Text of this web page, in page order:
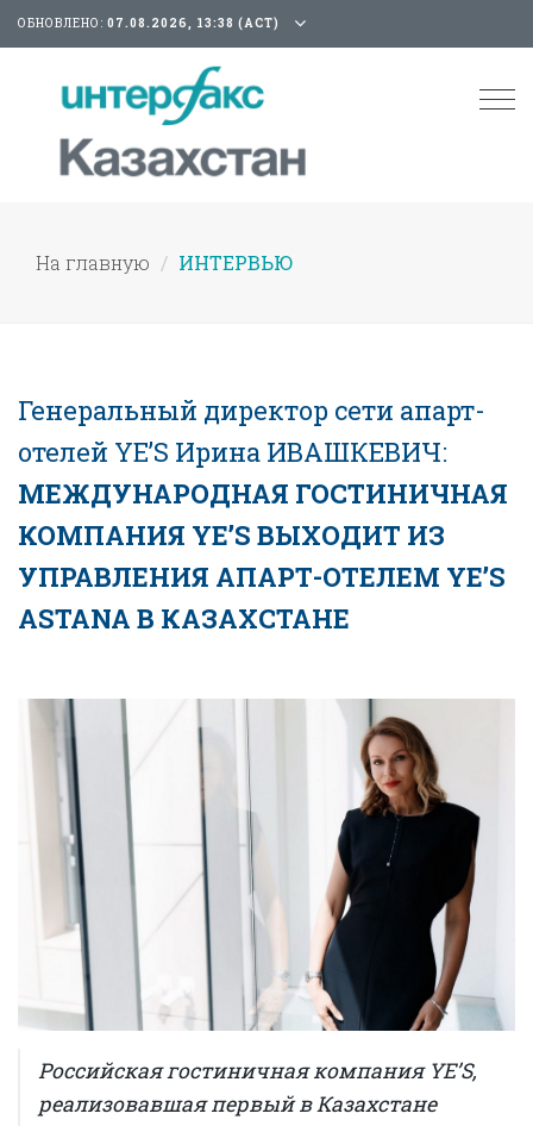
ОБНОВЛЕНО: 07.08.2026, 13:38 (АСТ)
На главную ИНТЕРВЬЮ
Генеральный директор сети апарт-
отелей YE’S Ирина ИВАШКЕВИЧ:
МЕЖДУНАРОДНАЯ ГОСТИНИЧНАЯ
КОМПАНИЯ YE’S ВЫХОДИТ ИЗ
УПРАВЛЕНИЯ АПАРТ-ОТЕЛЕМ YE’S
ASTANA В КАЗАХСТАНЕ
Российская гостиничная компания YE’S,
реализовавшая первый в Казахстане